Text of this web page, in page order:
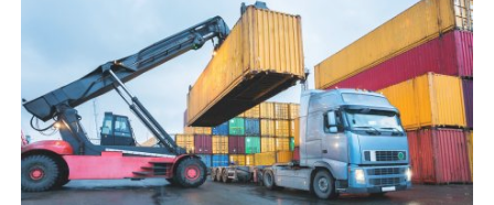
Premierul Marcel Ciolacu scrie miercuri pe Facebook că inflaţia a
ajuns de la 16,8%, la 6,7% în ultimul an. INS confirmă astăzi...